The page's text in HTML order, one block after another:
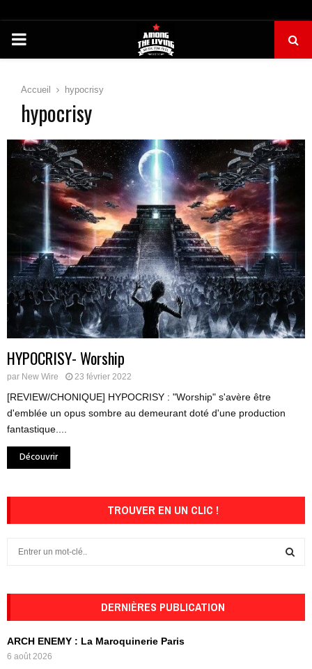
PRIMARY
Accueil hypocrisy
hypocrisy
HYPOCRISY- Worship
par New Wire 23 février 2022
[REVIEW/CHONIQUE] HYPOCRISY : "Worship" s'avère être
d'emblée un opus sombre au demeurant doté d'une production
fantastique....
Découvrir
TROUVER EN UN CLIC !
h
o
r
DERNIÈRES PUBLICATION
ARCH ENEMY : La Maroquinerie Paris
6 août 2026